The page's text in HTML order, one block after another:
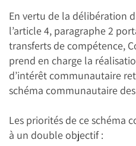
En vertu de la délibération
l’article 4, paragraphe 2
transferts de compétence,
prend en charge la
d’intérêt communautaire
schéma communautaire
Les priorités de ce schéma
à un double objectif :